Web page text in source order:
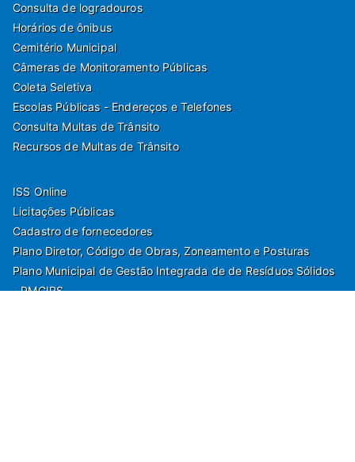
Consulta de logradouros
Horários de ônibus
Cemitério Municipal
Câmeras de Monitoramento Públicas
Coleta Seletiva
Escolas Públicas - Endereços e Telefones
Consulta Multas de Trânsito
Recursos de Multas de Trânsito
ISS Online
Licitações Públicas
Cadastro de fornecedores
Plano Diretor, Código de Obras, Zoneamento e Posturas
Plano Municipal de Gestão Integrada de de Resíduos Sólidos
- PMGIRS